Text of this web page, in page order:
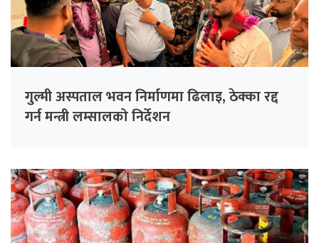
गुल्मी अस्पताल भवन निर्माणमा ढिलाइ, ठेक्का रद्द
गर्न मन्त्री लम्सालको निर्देशन